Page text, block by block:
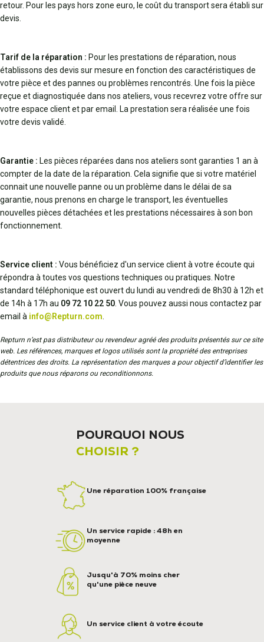
retour. Pour les pays hors zone euro, le coût du transport sera établi sur
devis.
Tarif de la réparation : Pour les prestations de réparation, nous
établissons des devis sur mesure en fonction des caractéristiques de
votre pièce et des pannes ou problèmes rencontrés. Une fois la pièce
reçue et diagnostiquée dans nos ateliers, vous recevrez votre offre sur
votre espace client et par email. La prestation sera réalisée une fois
votre devis validé.
Garantie : Les pièces réparées dans nos ateliers sont garanties 1 an à
compter de la date de la réparation. Cela signifie que si votre matériel
connait une nouvelle panne ou un problème dans le délai de sa
garantie, nous prenons en charge le transport, les éventuelles
nouvelles pièces détachées et les prestations nécessaires à son bon
fonctionnement.
Service client : Vous bénéficiez d'un service client à votre écoute qui
répondra à toutes vos questions techniques ou pratiques. Notre
standard téléphonique est ouvert du lundi au vendredi de 8h30 à 12h et
de 14h à 17h au 09 72 10 22 50 . Vous pouvez aussi nous contactez par
email à info@Repturn.com
Repturn n’est pas distributeur ou revendeur agréé des produits présentés sur ce site
web. Les références, marques et logos utilisés sont la propriété des entreprises
détentrices des droits. La représentation des marques a pour objectif d’identifier les
produits que nous réparons ou reconditionnons.
POURQUOI NOUS
CHOISIR ?
Une réparation 100% française
Un service rapide : 48h en
moyenne
Jusqu'à 70% moins cher
qu'une pièce neuve
Un service client à votre écoute